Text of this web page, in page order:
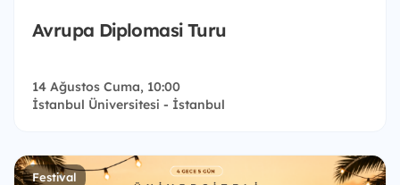
Avrupa Diplomasi Turu
14 Ağustos Cuma, 10:00
İstanbul Üniversitesi - İstanbul
Festival